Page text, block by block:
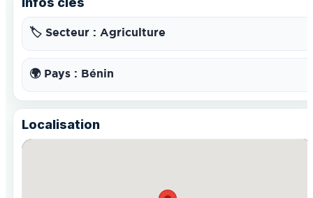
🏷️ Secteur : Agriculture
🌍 Pays : Bénin
Localisation